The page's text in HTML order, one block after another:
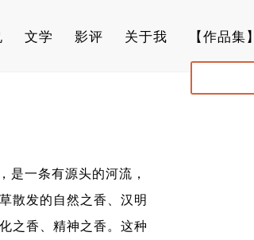
文学 影评 关于我 【作品集】
一条有源头的河流，
散发的自然之香、汉明
之香、精神之香。这种